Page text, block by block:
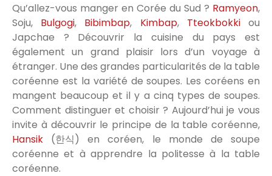
Qu’allez-vous manger en Corée du Sud ? Ramyeon,
Soju, Bulgogi, Bibimbap, Kimbap, Tteokbokkiou
Japchae ? Découvrir la cuisine du pays est
également un grand plaisir lors d’un voyage à
étranger. Une des grandes particularités de la table
coréenne est la variété de soupes. Les coréens en
mangent beaucoup et il y a cinq types de soupes.
Comment distinguer et choisir ? Aujourd’hui je vous
invite à découvrir le principe de la table coréenne,
Hansik (한식) en coréen, le monde de soupe
coréenne et à apprendre la politesse à la table
coréenne.